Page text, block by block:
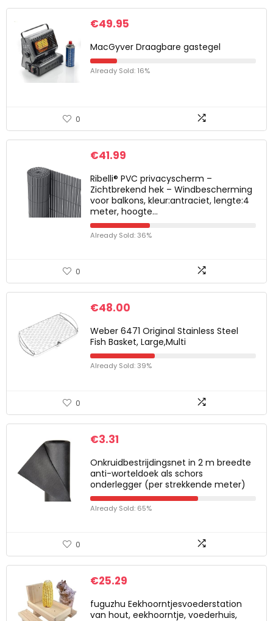
€49.95
MacGyver Draagbare gastegel
Already Sold: 16%
0
€41.99
Ribelli® PVC privacyscherm –
Zichtbrekend hek – Windbescherming
voor balkons, kleur:antraciet, lengte:4
meter, hoogte…
Already Sold: 36%
0
€48.00
Weber 6471 Original Stainless Steel
Fish Basket, Large,Multi
Already Sold: 39%
0
€3.31
Onkruidbestrijdingsnet in 2 m breedte
anti-worteldoek als schors
onderlegger (per strekkende meter)
Already Sold: 65%
0
€25.29
fuguzhu Eekhoorntjesvoederstation
van hout, eekhoorntje, voederhuis,